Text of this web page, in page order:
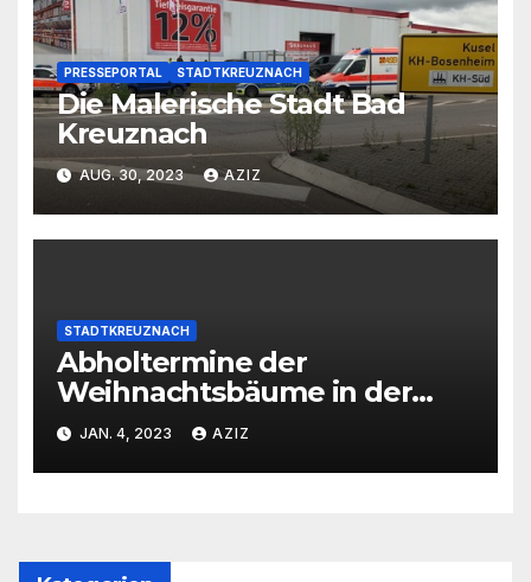
PRESSEPORTAL STADTKREUZNACH
Die Malerische Stadt Bad
Kreuznach
AUG. 30, 2023 AZIZ
STADTKREUZNACH
Abholtermine der
Weihnachtsbäume in der
Kernstadt und in den
Stadtteilen
JAN. 4, 2023 AZIZ